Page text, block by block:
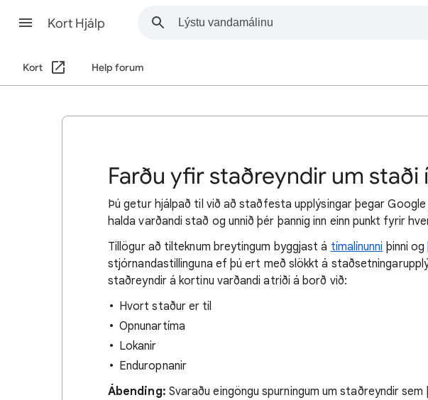
Kort Hjálp
Kort Help forum
Farðu yfir staðreyndir um
Þú getur hjálpað til við að staðfesta upplýsingar þegar
halda varðandi stað og unnið þér þannig inn einn punkt fyrir
Tillögur að tilteknum breytingum byggjast á tímalínunni þinni og
stjórnandastillinguna ef þú ert með slökkt á
staðreyndir á kortinu varðandi atriði á borð við:
Hvort staður er til
Opnunartíma
Lokanir
Enduropnanir
Ábending: Svaraðu eingöngu spurningum um staðreyndir